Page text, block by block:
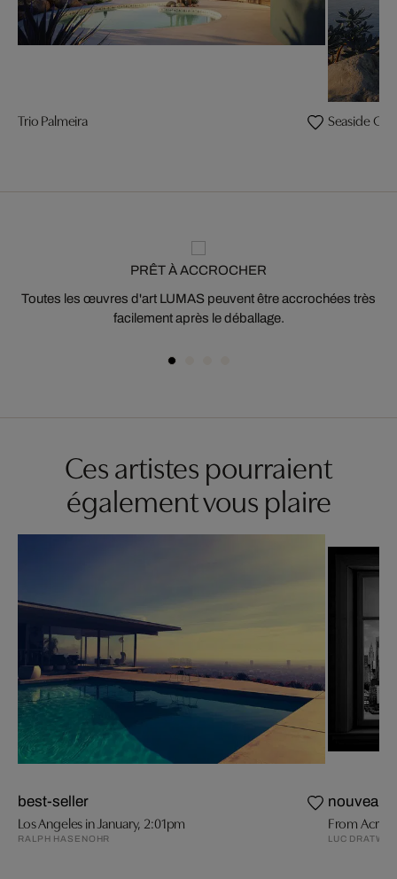
Trio Palmeira Seaside
PRÊT À ACCROCHER
Toutes les œuvres d'art LUMAS peuvent être accrochées très
facilement après le déballage.
Ces artistes pourraient
également vous plaire
best-seller
Los Angeles in January, 2:01pm
RALPH HASENOHR
nouveau
From Across
LUC DRATWA